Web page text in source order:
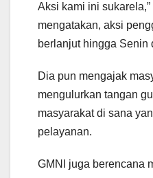
Aksi kami ini
mengatakan, aksi
berlanjut hingga Senin
Dia pun mengajak
mengulurkan tangan
masyarakat di sana
pelayanan.
GMNI juga berencana